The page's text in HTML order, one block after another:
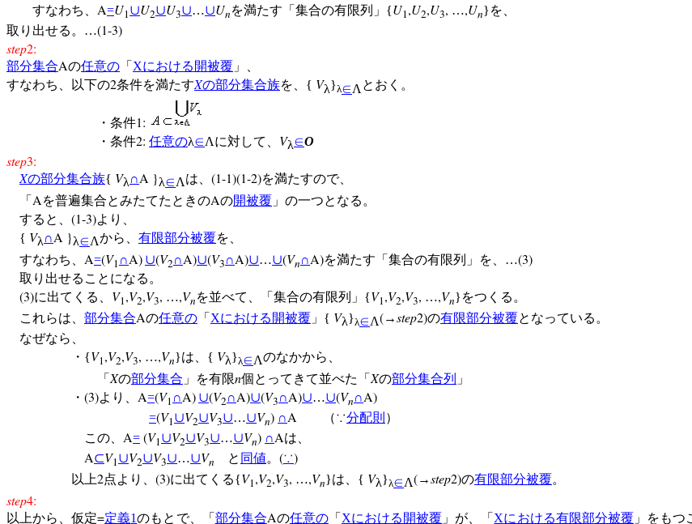
すなわち、 A=U1∪U2∪U3∪…∪Unを満たす「集合の有限列」{U1,U2,U3, …,Un}を、
取り出せる。…(1-3)
step2:
部分集合Aの任意の 「 Xにおける開被覆 」、
すなわち、以下の2条件を満たすXの部分集合族を、{ Vλ}λ∈Λ とおく。
・条件1:
・条件2: 任意のλ∈Λに対して、 Vλ∈O
step3:
Xの部分集合族{ Vλ∩A }λ∈Λは、 (1-1)(1-2)を満たすので、
「 A を普遍集合とみたてたときのAの開被覆 」の一つとなる。
すると、 (1-3)より、
{ Vλ∩A }λ∈Λから、 有限部分被覆を、
すなわち、 A=(V1 ∩A) ∪(V2∩A)∪(V3∩A)∪…∪(Vn∩A)を満たす「集合の有限列」を、…(3)
取り出せることになる。
(3)に出てくる、 V1,V2,V3, …,Vnを並べて、「集合の有限列」{V1,V2,V3, …,Vn}をつくる。
これらは、 部分集合Aの任意の 「 Xにおける開被覆 」{ Vλ}λ∈Λ(→step2)の有限部分被覆となっている。
なぜなら、
・{V1,V2,V3, …,Vn}は、{ Vλ}λ∈Λのなかから、
「 Xの部分集合 」を有限n個とってきて並べた「 Xの部分集合列 」
・ (3)より、 A=(V1 ∩A) ∪(V2∩A)∪(V3∩A)∪…∪(Vn∩A)
=(V1∪V2∪V3∪…∪Vn) ∩A （∵分配則 ）
この、 A= (V1∪V2∪V3∪…∪Vn) ∩Aは、
A⊂V1∪V2∪V3∪…∪Vn と 同値。 (∵)
以上2点より、 (3)に出てくる{V1,V2,V3, …,Vn}は、{ Vλ}λ∈Λ(→step2)の有限部分被覆。
step4:
以上から、仮定=定義1のもとで、「 部分集合Aの任意の「 Xにおける開被覆 」が、「 Xにおける有限部分被覆 」をもつ